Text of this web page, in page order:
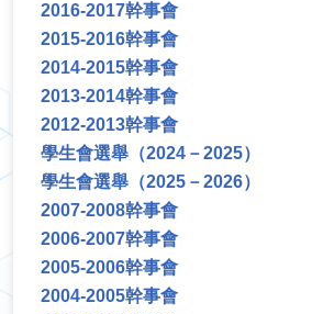
2016-2017幹事會
2015-2016幹事會
2014-2015幹事會
2013-2014幹事會
2012-2013幹事會
學生會選舉（2024－2025）
學生會選舉（2025－2026）
2007-2008幹事會
2006-2007幹事會
2005-2006幹事會
2004-2005幹事會